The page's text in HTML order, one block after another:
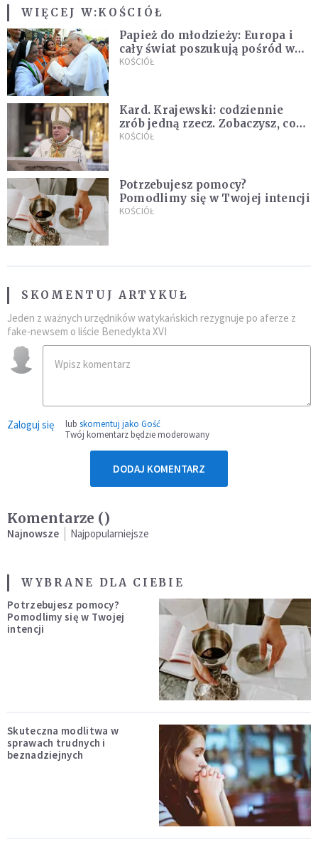
WIĘCEJ W:KOŚCIÓŁ
Papież do młodzieży: Europa i
cały świat poszukują pośród was
nowych świętych
KOŚCIÓŁ
Kard. Krajewski: codziennie
zrób jedną rzecz. Zobaczysz, co
stanie się z twoim życiem
KOŚCIÓŁ
Potrzebujesz pomocy?
Pomodlimy się w Twojej intencji
KOŚCIÓŁ
SKOMENTUJ ARTYKUŁ
Jeden z ważnych urzędników watykańskich rezygnuje po aferze z
fake-newsem o liście Benedykta XVI
Zaloguj się lub skomentuj jako Gość
Twój komentarz będzie moderowany
DODAJ KOMENTARZ
Komentarze ()
Najnowsze Najpopularniejsze
WYBRANE DLA CIEBIE
Potrzebujesz pomocy?
Pomodlimy się w Twojej
intencji
Skuteczna modlitwa w
sprawach trudnych i
beznadziejnych